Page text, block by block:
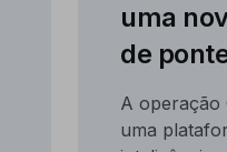
uma
de
A operação
uma